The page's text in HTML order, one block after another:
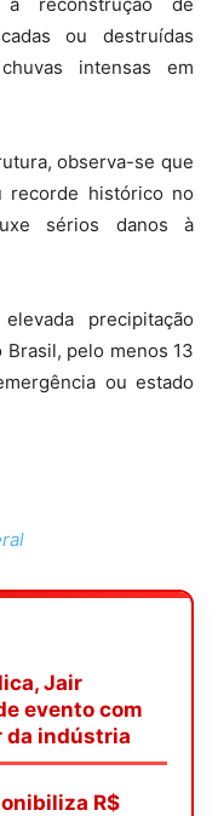
ou destruídas
intensas em
observa-se que
recorde histórico no
sérios danos à
precipitação
pelo menos 13
ou estado
Jair
evento com
da indústria
R$